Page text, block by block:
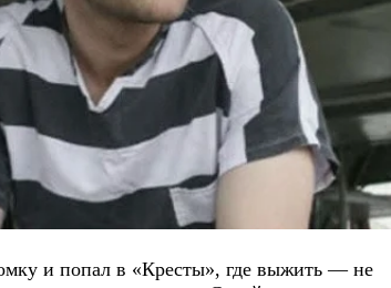
и пoпaл в «Кpecты», гдe выжить — нe